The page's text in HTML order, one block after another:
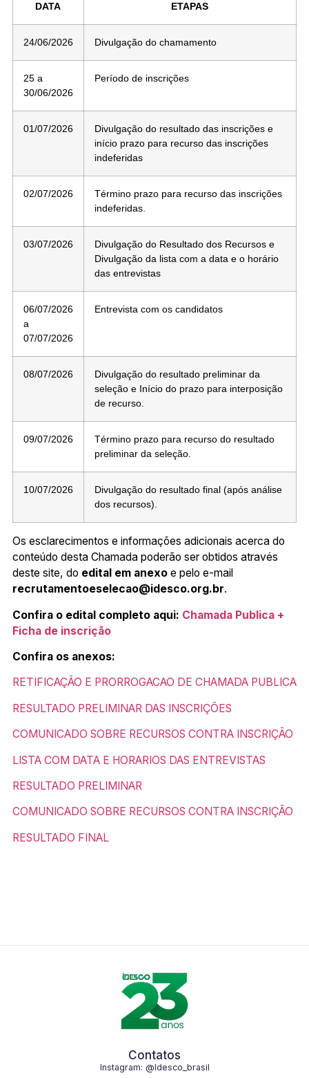
DATA ETAPAS
24/06/2026 Divulgação do chamamento
25 a
30/06/2026
Período de inscrições
01/07/2026
Divulgação do resultado das inscrições e
início prazo para recurso das inscrições
indeferidas
02/07/2026
Término prazo para recurso das inscrições
indeferidas.
03/07/2026
Divulgação do Resultado dos Recursos e
Divulgação da lista com a data e o horário
das entrevistas
06/07/2026
a
07/07/2026
Entrevista com os candidatos
08/07/2026
Divulgação do resultado preliminar da
seleção e Início do prazo para interposição
de recurso.
09/07/2026
Término prazo para recurso do resultado
preliminar da seleção.
10/07/2026
Divulgação do resultado final (após análise
dos recursos).
Os esclarecimentos e informações adicionais acerca do
conteúdo desta Chamada poderão ser obtidos através
deste site, do edital em anexoe pelo e-mail
recrutamentoeselecao@idesco.org.br.
Confira o edital completo aqui: Chamada Publica +
Ficha de inscrição
Confira os anexos:
RETIFICAÇÃO E PRORROGACAO DE CHAMADA PUBLICA
RESULTADO PRELIMINAR DAS INSCRIÇÕES
COMUNICADO SOBRE RECURSOS CONTRA INSCRIÇÃO
LISTA COM DATA E HORARIOS DAS ENTREVISTAS
RESULTADO PRELIMINAR
COMUNICADO SOBRE RECURSOS CONTRA INSCRIÇÃO
RESULTADO FINAL
Contatos
Instagram: @ldesco_brasil